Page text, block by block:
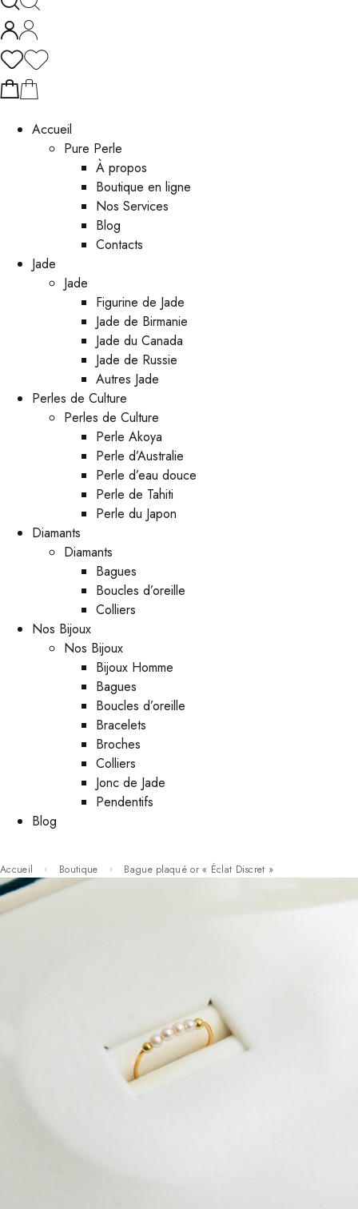
Accueil
Pure Perle
À propos
Boutique en ligne
Nos Services
Blog
Contacts
Jade
Jade
Figurine de Jade
Jade de Birmanie
Jade du Canada
Jade de Russie
Autres Jade
Perles de Culture
Perles de Culture
Perle Akoya
Perle d’Australie
Perle d’eau douce
Perle de Tahiti
Perle du Japon
Diamants
Diamants
Bagues
Boucles d’oreille
Colliers
Nos Bijoux
Nos Bijoux
Bijoux Homme
Bagues
Boucles d’oreille
Bracelets
Broches
Colliers
Jonc de Jade
Pendentifs
Blog
Accueil Boutique Bague plaqué or « Éclat Discret »